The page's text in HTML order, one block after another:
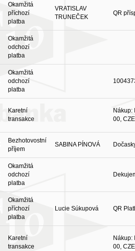
Okamžitá
příchozí
platba
VRATISLAV
TRUNEČEK
QR
Okamžitá
odchozí
platba
Okamžitá
odchozí
platba
Karetní
transakce
Nákup:
00,
Bezhotovostní
příjem
SABINA PÍNOVÁ
Okamžitá
odchozí
platba
Okamžitá
příchozí
platba
Lucie Súkupová QR
Karetní
transakce
Nákup:
00,